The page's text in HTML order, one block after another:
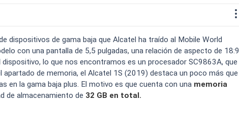
dispositivos de gama baja que Alcatel ha traído al Mobile World
con una pantalla de 5,5 pulgadas, una relación de aspecto de 18:9
lo que nos encontramos es un procesador SC9863A, que
de memoria, el Alcatel 1S (2019) destaca un poco más que
en la gama baja plus. El motivo es que cuenta con una memoria
de almacenamiento de 32 GB en total.